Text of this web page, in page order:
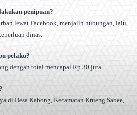
penipuan?
lewat Facebook, menjalin hubungan, lalu
dinas.
pelaku?
dengan total mencapai Rp 30 juta.
di Desa Kabong, Kecamatan Krueng Sabee,